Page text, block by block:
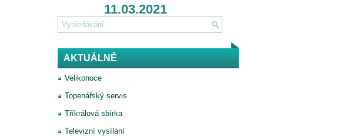
11.03.2021
AKTUÁLNĚ
Velikonoce
Topenářský servis
Tříkrálová sbírka
Televizní vysílání